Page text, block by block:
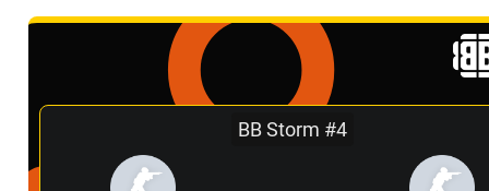
BB Storm #4